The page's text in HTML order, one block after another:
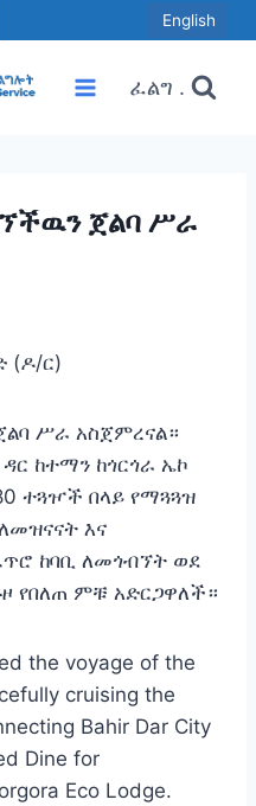
English
ፈልግ .
ጀልባ ሥራ
(ዶ/ር)
ሥራ አስጀምረናል።
ከተማን ከጎርጎራ ኤኮ
ተጓዦች በላይ የማጓጓዝ
እና
ከባቢ ለመጎብኘት ወደ
የበለጠ ምቹ አድርጋዋለች።
the voyage of the
cruising the
Bahir Dar City
Dine for
Eco Lodge.